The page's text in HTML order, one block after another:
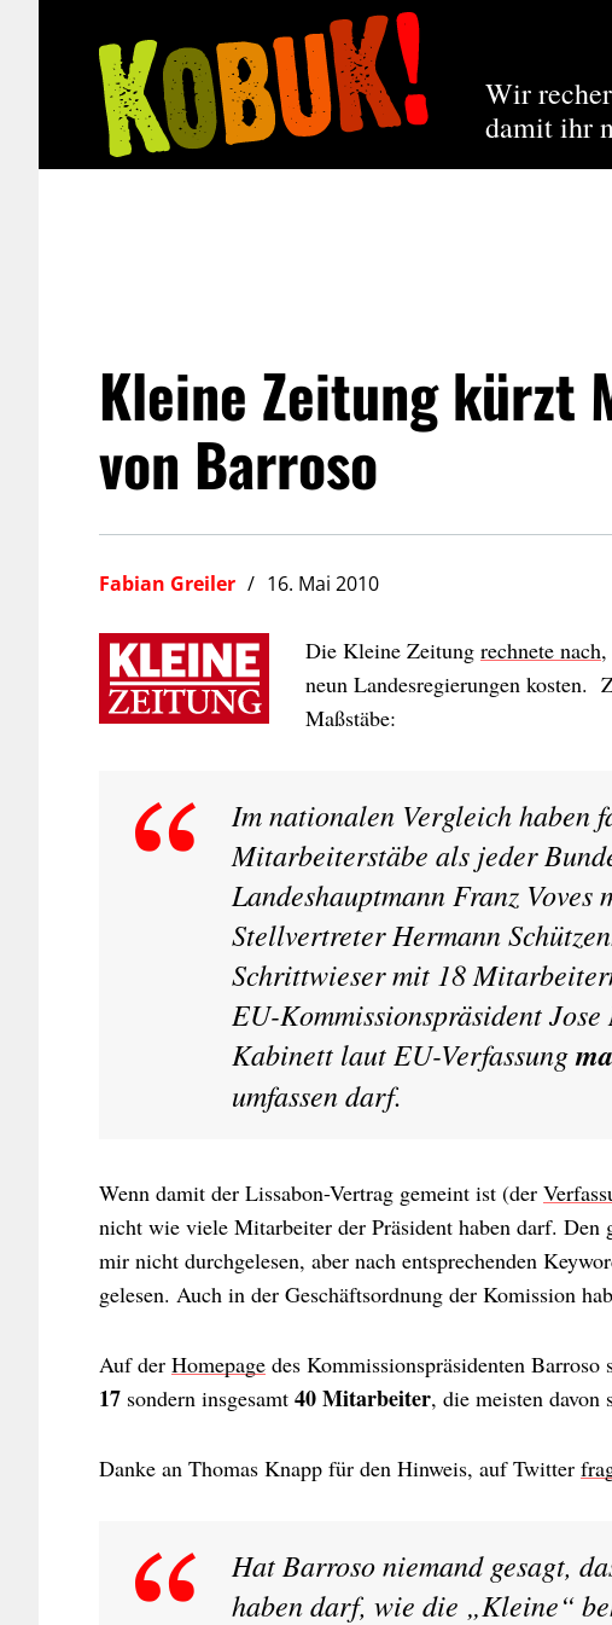
Wir
damit ihr
Kleine Zeitung kürzt
von Barroso
Fabian Greiler 16. Mai 2010
Die Kleine Zeitung rechnete nach
neun Landesregierungen kosten.
Maßstäbe:
Im nationalen Vergleich haben
Mitarbeiterstäbe als jeder
Landeshauptmann Franz Voves
Stellvertreter Hermann
Schrittwieser mit 18
EU-Kommissionspräsident
Kabinett laut EU-Verfassung
umfassen darf.
Wenn damit der Lissabon-Vertrag gemeint ist (der
nicht wie viele Mitarbeiter der Präsident haben darf. Den
mir nicht durchgelesen, aber nach entsprechenden
gelesen. Auch in der Geschäftsordnung der Komission
Auf der Homepage des Kommissionspräsidenten
17 sondern insgesamt 40 Mitarbeiter, die meisten davon
Danke an Thomas Knapp für den Hinweis, auf Twitter
Hat Barroso niemand gesagt,
haben darf, wie die „Kleine“